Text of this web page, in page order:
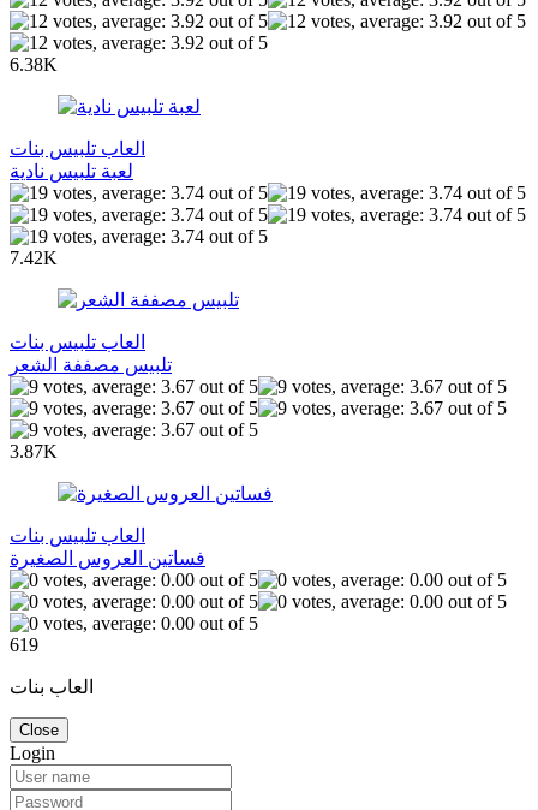
6.38K
العاب تلبيس بنات
لعبة تلبيس نادية
7.42K
العاب تلبيس بنات
تلبيس مصففة الشعر
3.87K
العاب تلبيس بنات
فساتين العروس الصغيرة
619
العاب بنات
Close
Login